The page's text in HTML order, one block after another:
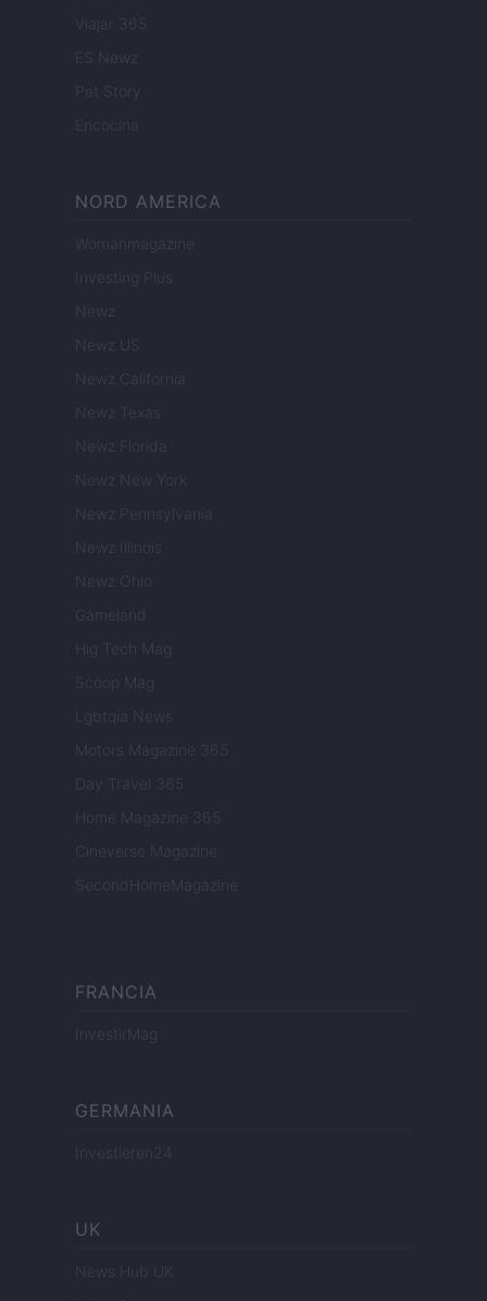
Viajar 365
ES Newz
Encocina
NORD AMERICA
Womanmagazine
Investing Plus
Newz
Newz US
Newz California
Newz Texas
Newz Florida
Newz New York
Newz Pennsylvania
Newz Illinois
Newz Ohio
Gameland
Hig Tech Mag
Scoop Mag
Lgbtqia News
Motors Magazine 365
Day Travel 365
Home Magazine 365
Cineverse Magazine
SecondHomeMagazine
FRANCIA
InvestirMag
GERMANIA
Investieren24
UK
News Hub UK